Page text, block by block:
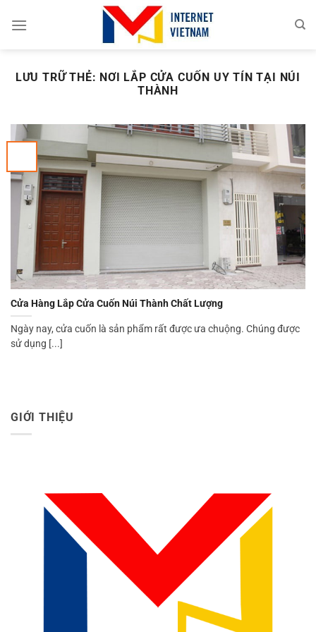
đến
LƯU TRỮ THẺ: NƠI LẮP CỬA CUỐN UY TÍN TẠI NÚI
THÀNH
Cửa Hàng Lắp Cửa Cuốn Núi Thành Chất Lượng
Ngày nay, cửa cuốn là sản phẩm rất được ưa chuộng. Chúng được
sử dụng [...]
GIỚI THIỆU